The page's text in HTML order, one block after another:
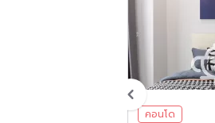
โทร : 086-413-
Line : Neeramon
คอนโด